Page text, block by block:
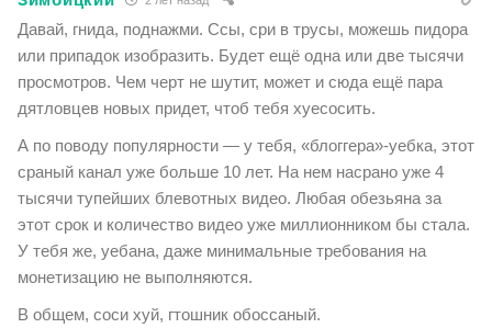
Давай, гнида, поднажми. Ссы, сри в трусы, можешь пидора
или припадок изобразить. Будет ещё одна или две тысячи
просмотров. Чем черт не шутит, может и сюда ещё пара
дятловцев новых придет, чтоб тебя хуесосить.
А по поводу популярности — у тебя, «блоггера»-уебка, этот
сраный канал уже больше 10 лет. На нем насрано уже 4
тысячи тупейших блевотных видео. Любая обезьяна за
этот срок и количество видео уже миллионником бы стала.
У тебя же, уебана, даже минимальные требования на
монетизацию не выполняются.
В общем, соси хуй, гтошник обоссаный.